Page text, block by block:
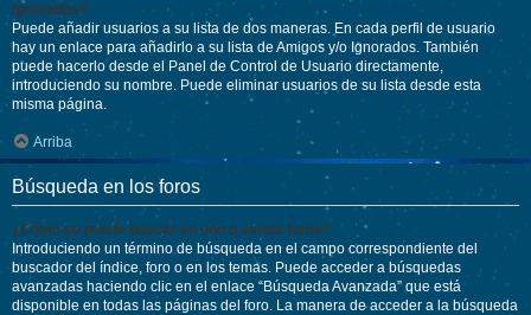
Ignorados?
Puede añadir usuarios a su lista de dos maneras. En cada perfil de usuario
hay un enlace para añadirlo a su lista de Amigos y/o Ignorados. También
puede hacerlo desde el Panel de Control de Usuario directamente,
introduciendo su nombre. Puede eliminar usuarios de su lista desde esta
misma página.
Arriba
Búsqueda en los foros
¿Cómo se puede buscar en uno o varios foros?
Introduciendo un término de búsqueda en el campo correspondiente del
buscador del índice, foro o en los temas. Puede acceder a búsquedas
avanzadas haciendo clic en el enlace “Búsqueda Avanzada” que está
disponible en todas las páginas del foro. La manera de acceder a la búsqueda